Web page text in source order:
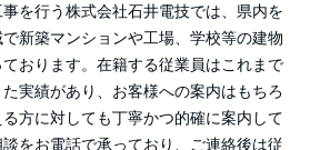
を行う株式会社石井電技では、県内を
新築マンションや工場、学校等の建物
おります。在籍する従業員はこれまで
実績があり、お客様への案内はもちろ
方に対しても丁寧かつ的確に案内して
をお電話で承っており、ご連絡後は従